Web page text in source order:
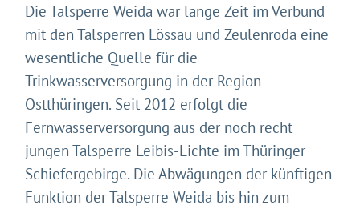
Die Talsperre Weida war lange Zeit im Verbund
mit den Talsperren Lössau und Zeulenroda eine
wesentliche Quelle für die
Trinkwasserversorgung in der Region
Ostthüringen. Seit 2012 erfolgt die
Fernwasserversorgung aus der noch recht
jungen Talsperre Leibis-Lichte im Thüringer
Schiefergebirge. Die Abwägungen der künftigen
Funktion der Talsperre Weida bis hin zum